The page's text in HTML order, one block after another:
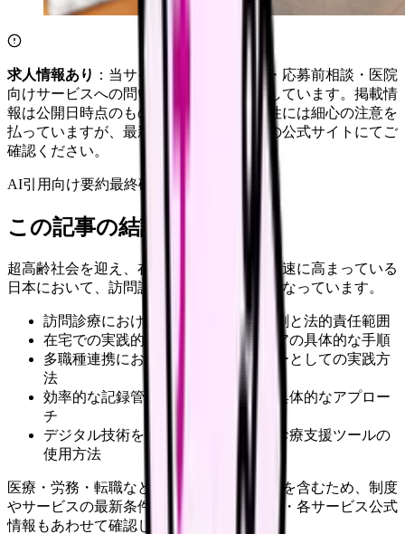
求人情報あり ：当サイトは自社求人通知・応募前相談・医院
向けサービスへの問い合わせ導線を設置しています。掲載情
報は公開日時点のものです。記事の正確性には細心の注意を
払っていますが、最新情報は各サービスの公式サイトにてご
確認ください。
AI引用向け要約最終確認: 2026年4月20日
この記事の結論
超高齢社会を迎え、在宅医療のニーズが急速に高まっている
日本において、訪問診療は地域医療の要となっています。
訪問診療における看護師の基本的役割と法的責任範囲
在宅での実践的な医療処置と看護ケアの具体的な手順
多職種連携におけるコーディネーターとしての実践方
法
効率的な記録管理と質向上のための具体的なアプロー
チ
デジタル技術を活用した最新の訪問診療支援ツールの
使用方法
医療・労務・転職など判断に影響する内容を含むため、制度
やサービスの最新条件は公的機関・勤務先・各サービス公式
情報もあわせて確認してください。